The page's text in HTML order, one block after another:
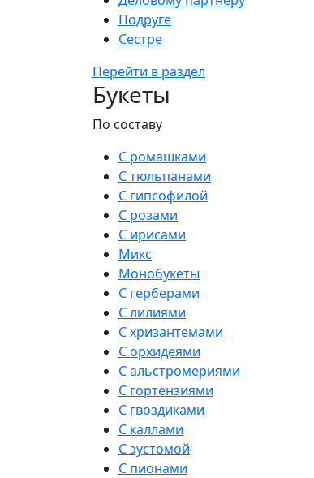
Подруге
Сестре
Перейти в раздел
Букеты
По составу
С ромашками
С тюльпанами
С гипсофилой
С розами
С ирисами
Микс
Монобукеты
С герберами
С лилиями
С хризантемами
С орхидеями
С альстромериями
С гортензиями
С гвоздиками
С каллами
С эустомой
С пионами